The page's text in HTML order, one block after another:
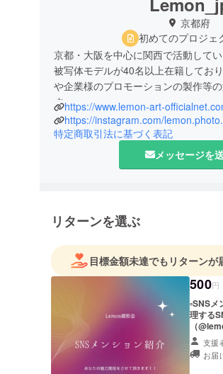
京都府
初めてのプロジェ
京都・大阪を中心に関西で活動してい
被写体モデルが40名以上在籍してお
や企業様のプロモーションの製作等
https://www.lemon-art-
特定商取引法に基づく表記
メッセージを
リターンを選ぶ
目標金額未達でもリターンが
500円
▫︎SNSメ
理する
（
のアカ
せて頂
も事業
支援
お届